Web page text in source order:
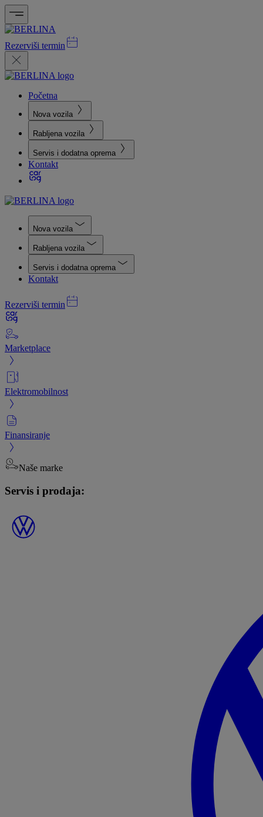
Rezerviši termin
Početna
Nova vozila
Rabljena vozila
Servis i dodatna oprema
Kontakt
Nova vozila
Rabljena vozila
Servis i dodatna oprema
Kontakt
Rezerviši termin
Marketplace
Elektromobilnost
Finansiranje
Naše marke
Servis i prodaja: